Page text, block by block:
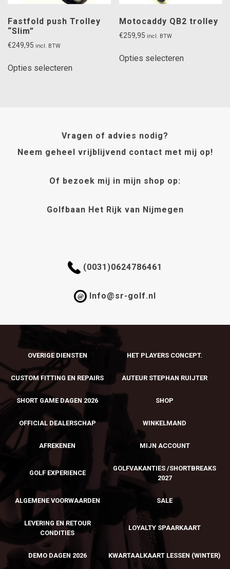
Fastfold push Trolley
“Slim”
€249,95 incl. BTW
Opties selecteren
optie
gekozen
op
productpagina
Motocaddy QB2 trolley
€259,95 incl. BTW
Opties selecteren
gekozen
Vragen of advies nodig?
Neem geheel vrijblijvend contact met mij op!
Of bezoek mij in mijn shop op:
Golfbaan Het Rijk van Nijmegen
(0031)0624786461
@ Info@sr-golf.nl
OVERIGE DIENSTEN HET PLAYERS CONCEPT.
CUSTOM FITTING EN REPAIRS AUTEUR STEPHAN RUIJTER
SHORT GAME DAGEN 2026 SHOP
OFFICIAL DEALERSCHAP WINKELMAND
AFREKENEN MIJN ACCOUNT
GOLF EXPERIENCE
GOLFVAKANTIES /SHORTBREAKS
2027
ALGEMENE VOORWAARDEN SALE
LEVERING EN RETOUR
CONDITIES
LOYALTY SPAARKAART
DEMO DAGEN 2026 KWARTAALKAART LESSEN (WINTER)